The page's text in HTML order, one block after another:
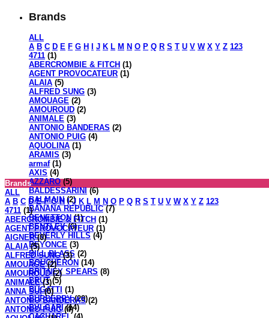
Brands
ALL
A B C D E F G H J K L M N O P Q R S T U V W X Y Z 123
4711 (1)
ABERCROMBIE & FITCH (1)
AGENT PROVOCATEUR (1)
ALAIA (5)
ALFRED SUNG (3)
AMOUAGE (2)
AMOUROUD (2)
ANIMALE (3)
ANTONIO BANDERAS (2)
ANTONIO PUIG (4)
AQUOLINA (1)
ARAMIS (3)
armaf(1)
AXIS (4)
AZZARO(5)
BALDESSARINI(6)
BALMAIN(2)
BANANA REPUBLIC (7)
BENETTON (1)
BENTLEY(6)
BEVERLY HILLS (4)
BEYONCE (3)
BILL BLASS (2)
BOUCHERON (14)
BRITNEY SPEARS (8)
BRUT(5)
BUGATTI (1)
BURBERRY(29)
BVLGARI (14)
Brands
ALL
A B C D E F G H I J K L M N O P Q R S T U V W X Y Z 123
4711 (1)
ABERCROMBIE & FITCH (1)
AGENT PROVOCATEUR (1)
AIGNER(0)
ALAIA(5)
ALFRED SUNG(3)
AMOUAGE(2)
AMOUROUD(2)
ANIMALE(3)
ANNA SUI(0)
ANTONIO BANDERAS(2)
ANTONIO PUIG(4)